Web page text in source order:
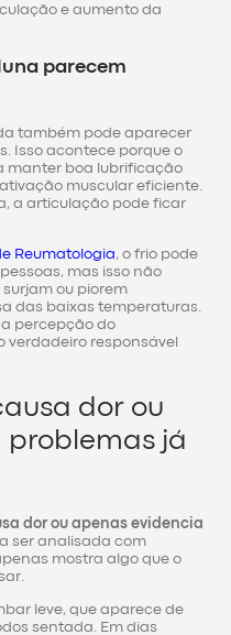
e aumento da
parecem
também pode aparecer
Isso acontece porque o
manter boa lubrificação
muscular eficiente.
a articulação pode ficar
Reumatologia, o frio pode
mas isso não
ou piorem
das baixas temperaturas.
percepção do
verdadeiro responsável
dor ou
problemas já
dor ou apenas evidencia
ser analisada com
mostra algo que o
leve, que aparece de
sentada. Em dias